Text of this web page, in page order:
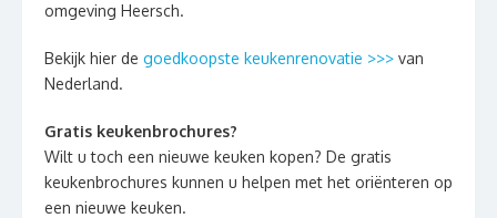
omgeving Heersch.
Bekijk hier de goedkoopste keukenrenovatie >>> van
Nederland.
Gratis keukenbrochures?
Wilt u toch een nieuwe keuken kopen? De gratis
keukenbrochures kunnen u helpen met het oriënteren op
een nieuwe keuken.